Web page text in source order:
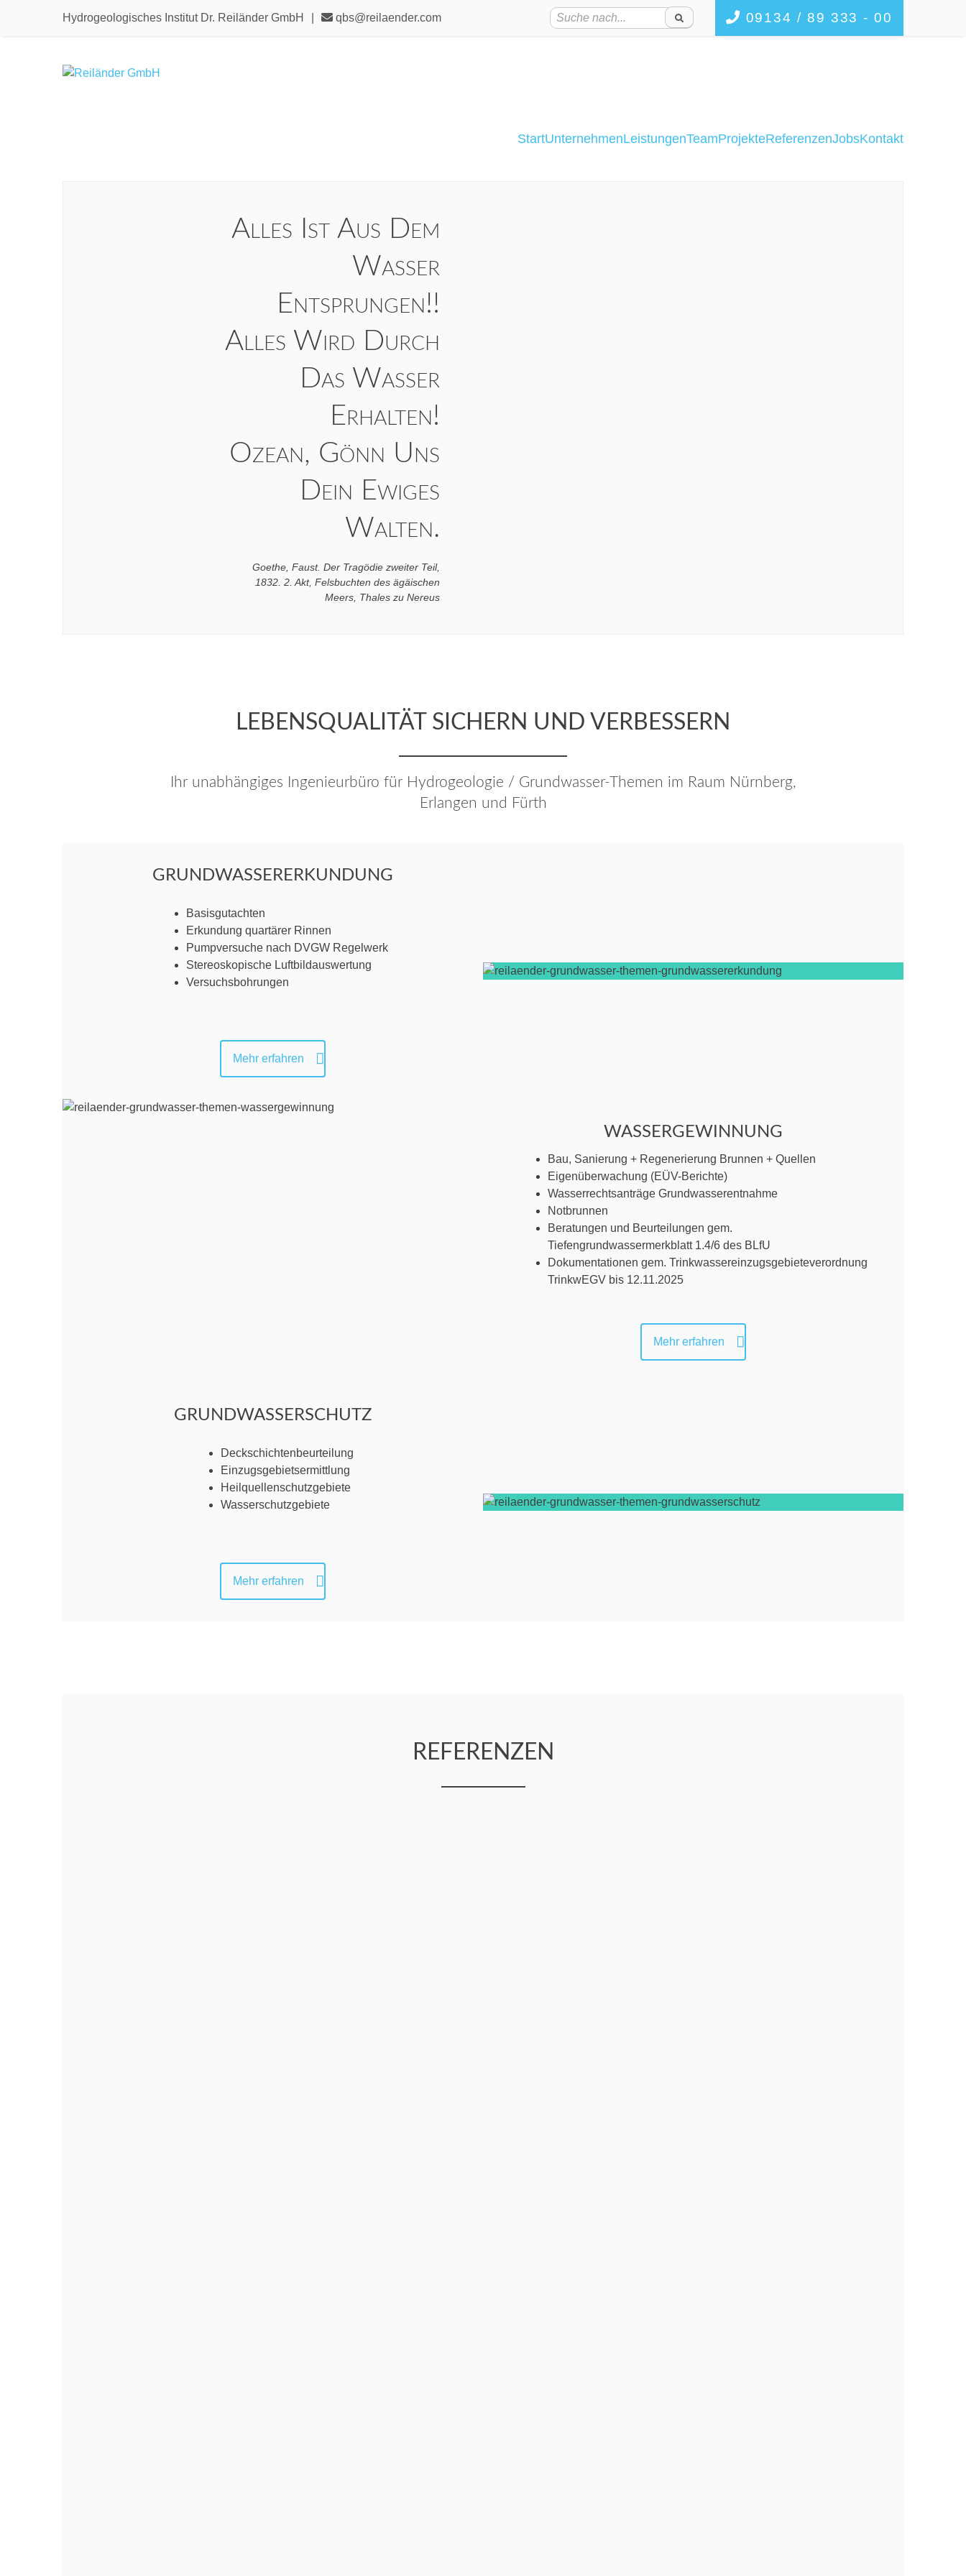
Hydrogeologisches Institut Dr. Reiländer GmbH qbs@reilaender.com 09134 / 89 333 - 00
StartUnternehmenLeistungenTeamProjekteReferenzenJobsKontakt
Alles Ist Aus Dem
Wasser
Entsprungen!!
Alles Wird Durch
Das Wasser
Erhalten!
Ozean, Gönn Uns
Dein Ewiges
Walten.
Goethe, Faust. Der Tragödie zweiter Teil,
1832. 2. Akt, Felsbuchten des ägäischen
Meers, Thales zu Nereus
LEBENSQUALITÄT SICHERN UND VERBESSERN
Ihr unabhängiges Ingenieurbüro für Hydrogeologie / Grundwasser-Themen im Raum Nürnberg,
Erlangen und Fürth
GRUNDWASSERERKUNDUNG
Basisgutachten
Erkundung quartärer Rinnen
Pumpversuche nach DVGW Regelwerk
Stereoskopische Luftbildauswertung
Versuchsbohrungen
Mehr erfahren
WASSERGEWINNUNG
Bau, Sanierung + Regenerierung Brunnen + Quellen
Eigenüberwachung (EÜV-Berichte)
Wasserrechtsanträge Grundwasserentnahme
Notbrunnen
Beratungen und Beurteilungen gem.
Tiefengrundwassermerkblatt 1.4/6 des BLfU
Dokumentationen gem. Trinkwassereinzugsgebieteverordnung
TrinkwEGV bis 12.11.2025
Mehr erfahren
GRUNDWASSERSCHUTZ
Deckschichtenbeurteilung
Einzugsgebietsermittlung
Heilquellenschutzgebiete
Wasserschutzgebiete
Mehr erfahren
REFERENZEN